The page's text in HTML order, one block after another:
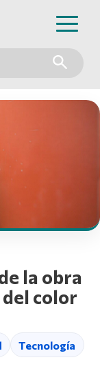
la obra
color
Tecnología